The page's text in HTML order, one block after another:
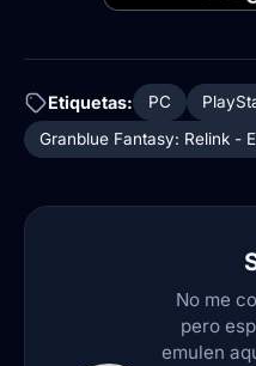
Etiquetas: PC
Granblue Fantasy: Relink -
No me
pero
emulen